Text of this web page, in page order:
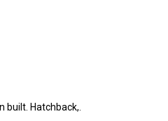
built. Hatchback,.